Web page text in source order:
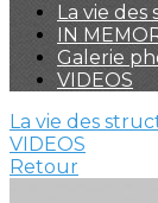
La vie
IN
Galerie
VIDEOS
La vie des
VIDEOS
Retour